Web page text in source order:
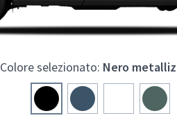
Colore selezionato: Nero